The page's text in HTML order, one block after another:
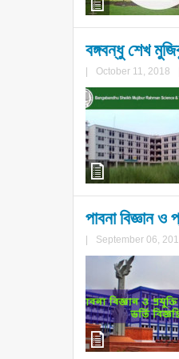
বঙ্গবন্ধু শেখ
October 11, 2018
পাবনা বিজ্ঞান
September 06,